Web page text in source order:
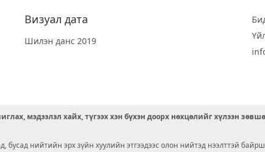
Визуал дата
Шилэн данс 2019
мэдээлэл хайх, түгээх хэн бүхэн доорх нөхцөлийг хүлээн
нийтийн эрх зүйн хуулийн этгээдээс олон нийтэд нээлттэй